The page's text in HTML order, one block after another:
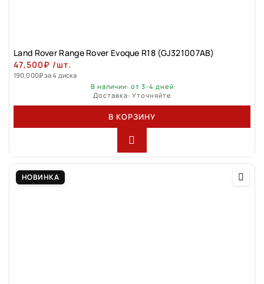
Land Rovеr Rаngе Rоver Evоque R18 (GJ321007АВ)
47,500₽ /шт.
190,000₽за 4 диска
В наличии: от 3-4 дней
Доставка: Уточняйте
В КОРЗИНУ
НОВИНКА